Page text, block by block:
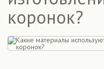
коронок?